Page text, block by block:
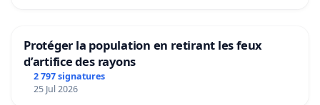
Protéger la population en retirant les feux
d’artifice des rayons
2 797 signatures
25 Jul 2026